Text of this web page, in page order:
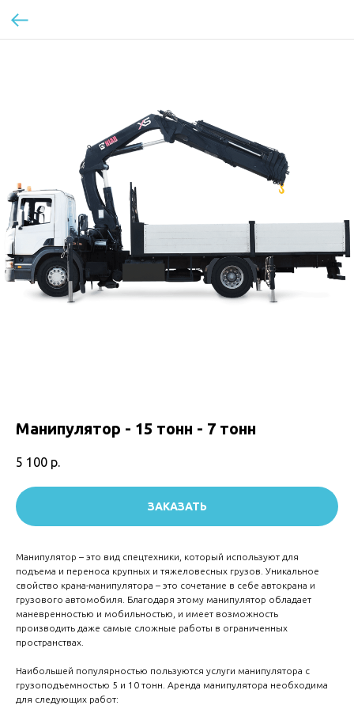
Манипулятор - 15 тонн - 7 тонн
5 100 р.
ЗАКАЗАТЬ
Манипулятор – это вид спецтехники, который используют для
подъема и переноса крупных и тяжеловесных грузов. Уникальное
свойство крана-манипулятора – это сочетание в себе автокрана и
грузового автомобиля. Благодаря этому манипулятор обладает
маневренностью и мобильностью, и имеет возможность
производить даже самые сложные работы в ограниченных
пространствах.
Наибольшей популярностью пользуются услуги манипулятора с
грузоподъемностью 5 и 10 тонн. Аренда манипулятора необходима
для следующих работ: